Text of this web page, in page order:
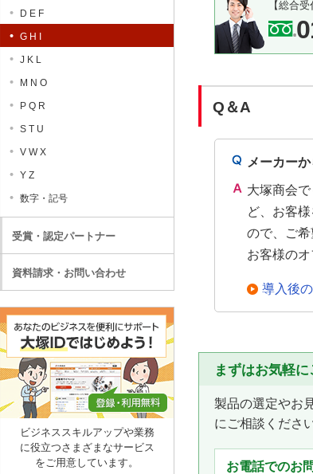
【総合受
Q＆A
メーカー
大塚商会
ど、お客
ので、ご
お客様の
導入後
まずはお気軽に
製品の選定やお
にご相談ください
お電話でのお
D E F
G H I
J K L
M N O
P Q R
S T U
V W X
Y Z
数字・記号
受賞・認定パートナー
資料請求・お問い合わせ
ビジネススキルアップや業務
に役立つさまざまなサービス
をご用意しています。